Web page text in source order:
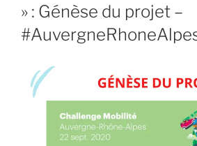
» : Génèse du projet –